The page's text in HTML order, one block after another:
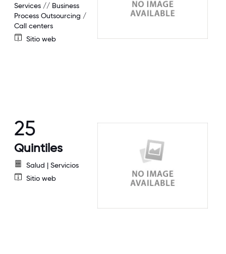
Services // Business
Process Outsourcing /
Call centers
Sitio web
25
Quintiles
Salud | Servicios
Sitio web